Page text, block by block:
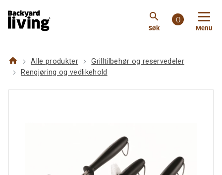
search
Søk
0
Menu
og-reservedeler/rengjoering-og-
vedlikehold/napoleon-grillrengjoeringssett
home Alle produkter
Grilltilbehør og reservedeler
Rengjøring og vedlikehold